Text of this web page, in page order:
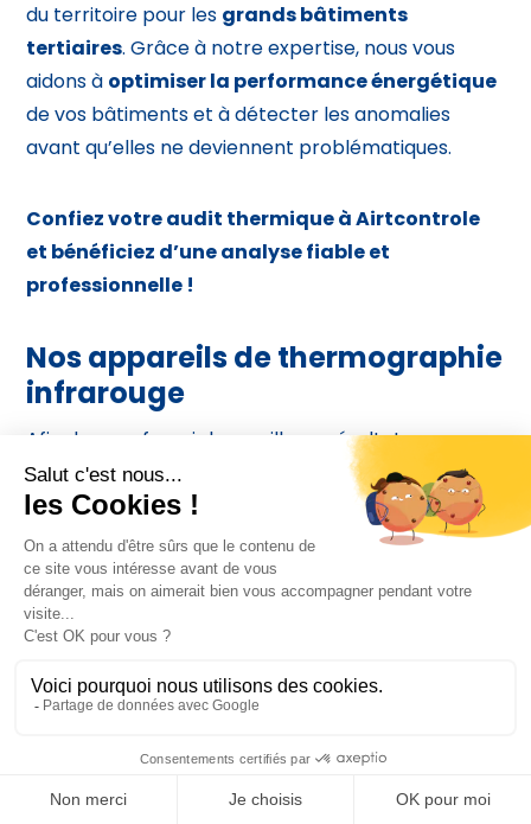
du territoire pour les grands bâtiments
tertiaires. Grâce à notre expertise, nous vous
aidons à optimiser la performance énergétique
de vos bâtiments et à détecter les anomalies
avant qu’elles ne deviennent problématiques.
Confiez votre audit thermique à Airtcontrole
et bénéficiez d’une analyse fiable et
professionnelle !
Nos appareils de thermographie
infrarouge
Afin de vous fournir les meilleurs résultats, nous
utilisons des caméras thermiques haut de gamme.
Nous possédons en effet 2 caméras de la marque
Flir, la référence dans le domaine : les modèles E8
et E6. Elles permettent d’obtenir des
thermogrammes d’une grande précision, qui
offrent des indications fiables et détaillées.
[caption id="attachment_2036"